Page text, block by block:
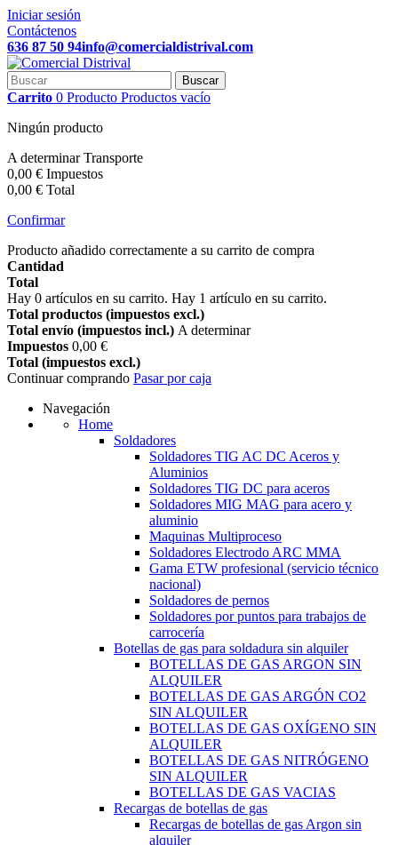
Iniciar sesión
Contáctenos
636 87 50 94info@comercialdistrival.com
Buscar
Carrito 0 Producto Productos vacío
Ningún producto
A determinarTransporte
0,00 € Impuestos
0,00 € Total
Confirmar
Producto añadido correctamente a su carrito de compra
Cantidad
Total
Hay 0 artículos en su carrito. Hay 1 artículo en su carrito.
Total productos (impuestos excl.)
Total envío (impuestos incl.) A determinar
Impuestos 0,00 €
Total (impuestos excl.)
Continuar comprando Pasar por caja
Navegación
Home
Soldadores
Soldadores TIG AC DC Aceros y
Aluminios
Soldadores TIG DC para aceros
Soldadores MIG MAG para acero y
aluminio
Maquinas Multiproceso
Soldadores Electrodo ARC MMA
Gama ETW profesional (servicio técnico
nacional)
Soldadores de pernos
Soldadores por puntos para trabajos de
carrocería
Botellas de gas para soldadura sin alquiler
BOTELLAS DE GAS ARGON SIN
ALQUILER
BOTELLAS DE GAS ARGÓN CO2
SIN ALQUILER
BOTELLAS DE GAS OXÍGENO SIN
ALQUILER
BOTELLAS DE GAS NITRÓGENO
SIN ALQUILER
BOTELLAS DE GAS VACIAS
Recargas de botellas de gas
Recargas de botellas de gas Argon sin
alquiler